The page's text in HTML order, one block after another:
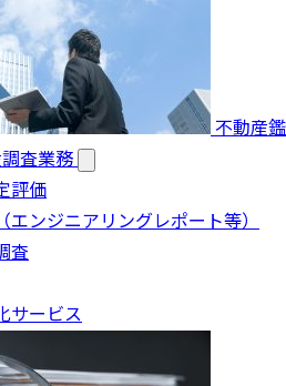
不動産鑑
査業務
評価
エンジニアリングレポート等）
査
サービス